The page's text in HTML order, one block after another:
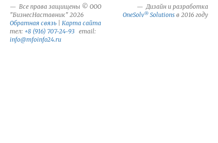
Все права защищены © ООО
"БизнесНаставник" 2026
Обратная связь
Карта сайта
тел: +8 (916) 707-24-93 email:
info@mfoinfo24.ru
Дизайн и разработка
OneSolv® Solutions в 2016 году